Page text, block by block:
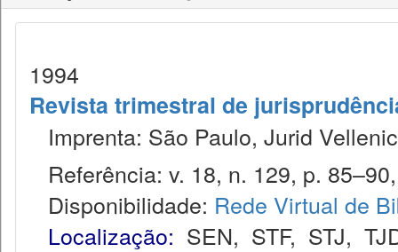
1994
Revista trimestral de
Imprenta: São Paulo, Jurid
Referência: v. 18, n. 129, p.
Disponibilidade: Rede Virtual de
Localização: SEN, STF, STJ,